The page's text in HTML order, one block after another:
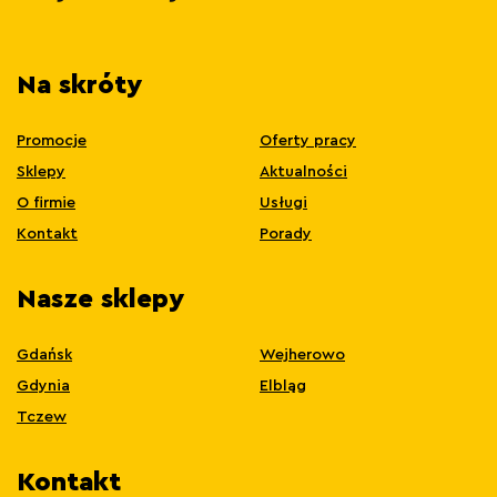
Na skróty
Promocje
Sklepy
O firmie
Kontakt
Oferty pracy
Aktualności
Usługi
Porady
Nasze sklepy
Gdańsk
Gdynia
Tczew
Wejherowo
Elbląg
Kontakt